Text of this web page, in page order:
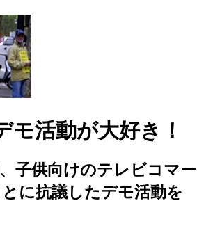
モ活動が大好き！
子供向けのテレビコマー
に抗議したデモ活動を